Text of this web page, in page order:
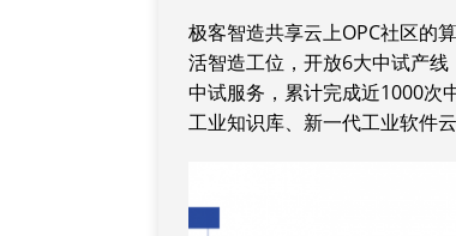
极客智造共享云上OPC社区的
活智造工位，开放6大中试产
中试服务，累计完成近1000次
工业知识库、新一代工业软件